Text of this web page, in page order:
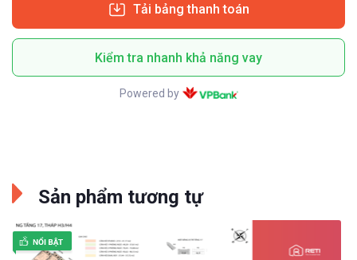
Tải bảng thanh toán
Kiểm tra nhanh khả năng vay
Powered by
Sản phẩm tương tự